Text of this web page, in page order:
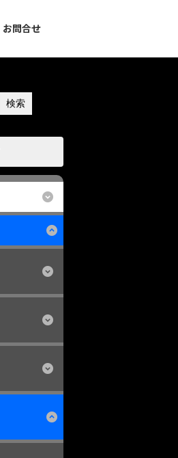
お問合せ
検索